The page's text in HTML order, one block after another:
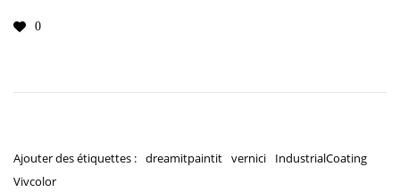
0
Ajouter des étiquettes : dreamitpaintit vernici
IndustrialCoating
Vivcolor